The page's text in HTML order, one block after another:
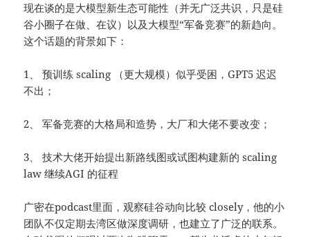
现在谈的是大模型新生态可能性（并无广泛共识，只是硅
谷小圈子在做、在议）以及大模型“军备竞赛”的新趋向。
这个话题的背景如下：
1、 预训练 scaling （更大规模）似乎受困，GPT5 迟迟
不出；
2、 军备竞赛的大格局和造势，大厂和大佬不要改变；
3、 技术大佬开始提出新路线图或试图构建新的 scaling
law 继续AGI 的征程
广密在podcast里面，观察硅谷动向比较 closely，他的小
团队不仅定期去湾区做深度调研，也建立了广泛的联系。